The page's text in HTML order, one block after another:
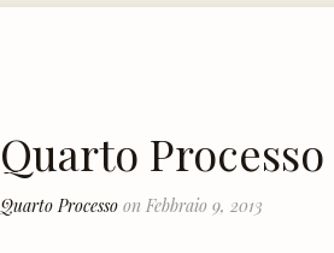
Quarto Processo
Quarto Processo on Febbraio 9, 2013